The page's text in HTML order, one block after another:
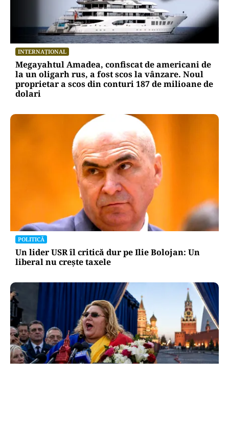
INTERNAȚIONAL
Megayahtul Amadea, confiscat de americani de
la un oligarh rus, a fost scos la vânzare. Noul
proprietar a scos din conturi 187 de milioane de
dolari
POLITICĂ
Un lider USR îl critică dur pe Ilie Bolojan: Un
liberal nu crește taxele